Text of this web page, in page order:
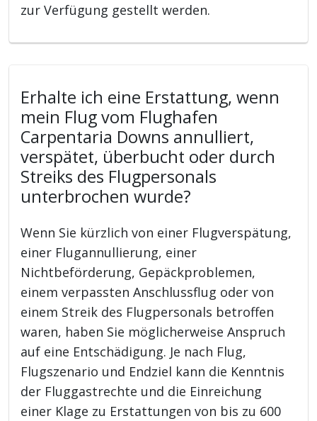
zur Verfügung gestellt werden.
Erhalte ich eine Erstattung, wenn
mein Flug vom Flughafen
Carpentaria Downs annulliert,
verspätet, überbucht oder durch
Streiks des Flugpersonals
unterbrochen wurde?
Wenn Sie kürzlich von einer Flugverspätung,
einer Flugannullierung, einer
Nichtbeförderung, Gepäckproblemen,
einem verpassten Anschlussflug oder von
einem Streik des Flugpersonals betroffen
waren, haben Sie möglicherweise Anspruch
auf eine Entschädigung. Je nach Flug,
Flugszenario und Endziel kann die Kenntnis
der Fluggastrechte und die Einreichung
einer Klage zu Erstattungen von bis zu 600